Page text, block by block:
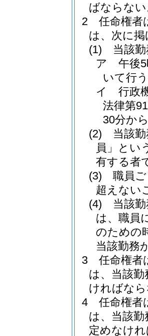
ばならな
2
任命権者
は、次に
(1)
当該
ア
午後
いて行
イ
行政
法律第
30分か
(2)
当該
員」とい
有する者
(3)
職員
超えない
(4)
当該
は、職員
のための
当該勤務
3
任命権者
は、当該
ければな
4
任命権者
は、当該
定めなけ